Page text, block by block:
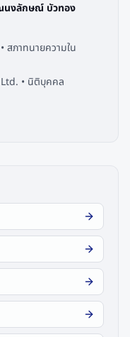
งลักษณ์ บัวทอง
สภาทนายความใน
• นิติบุคคล